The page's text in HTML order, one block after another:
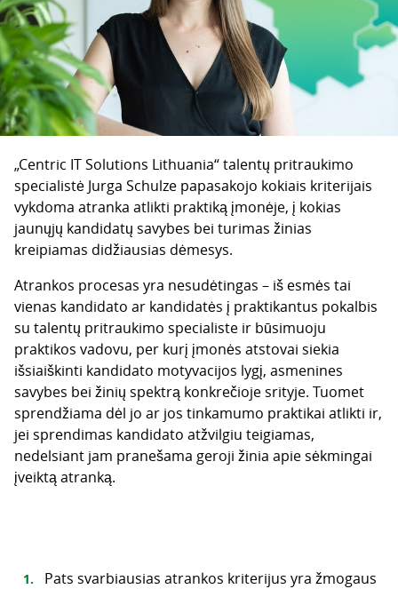
„Centric IT Solutions Lithuania“ talentų pritraukimo
specialistė Jurga Schulze papasakojo kokiais kriterijais
vykdoma atranka atlikti praktiką įmonėje, į kokias
jaunųjų kandidatų savybes bei turimas žinias
kreipiamas didžiausias dėmesys.
Atrankos procesas yra nesudėtingas – iš esmės tai
vienas kandidato ar kandidatės į praktikantus pokalbis
su talentų pritraukimo specialiste ir būsimuoju
praktikos vadovu, per kurį įmonės atstovai siekia
išsiaiškinti kandidato motyvacijos lygį, asmenines
savybes bei žinių spektrą konkrečioje srityje. Tuomet
sprendžiama dėl jo ar jos tinkamumo praktikai atlikti ir,
jei sprendimas kandidato atžvilgiu teigiamas,
nedelsiant jam pranešama geroji žinia apie sėkmingai
įveiktą atranką.
Pats svarbiausias atrankos kriterijus yra žmogaus